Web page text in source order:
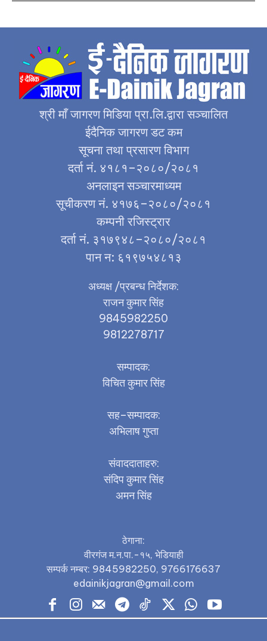
श्री माँ जागरण मिडिया प्रा.लि.द्वारा सञ्चालित
ईदैनिक जागरण डट कम
सूचना तथा प्रसारण विभाग
दर्ता नं. ४१८१–२०८०/२०८१
अनलाइन सञ्चारमाध्यम
सूचीकरण नं. ४१७६–२०८०/२०८१
कम्पनी रजिस्ट्रार
दर्ता नं. ३१७९४८–२०८०/२०८१
पान न: ६१९७५४८१३
अध्यक्ष /प्रबन्ध निर्देशक:
राजन कुमार सिंह
9845982250
9812278717
सम्पादक:
विचित कुमार सिंह
सह–सम्पादक:
अभिलाष गुप्ता
संवाददाताहरु:
संदिप कुमार सिंह
अमन सिंह
ठेगाना:
वीरगंज म.न.पा.-१५, भेडियाही
सम्पर्क नम्बर: 9845982250, 9766176637
edainikjagran@gmail.com